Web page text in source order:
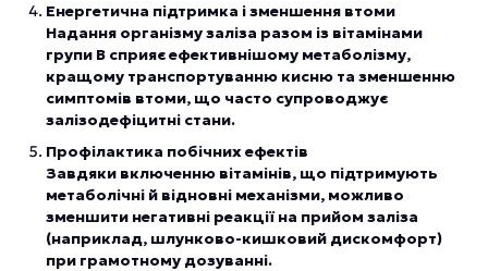
Енергетична підтримка і зменшення втоми
Надання організму заліза разом із вітамінами
групи В сприяє ефективнішому метаболізму,
кращому транспортуванню кисню та зменшенню
симптомів втоми, що часто супроводжує
залізодефіцитні стани.
Профілактика побічних ефектів
Завдяки включенню вітамінів, що підтримують
метаболічні й відновні механізми, можливо
зменшити негативні реакції на прийом заліза
(наприклад, шлунково-кишковий дискомфорт)
при грамотному дозуванні.